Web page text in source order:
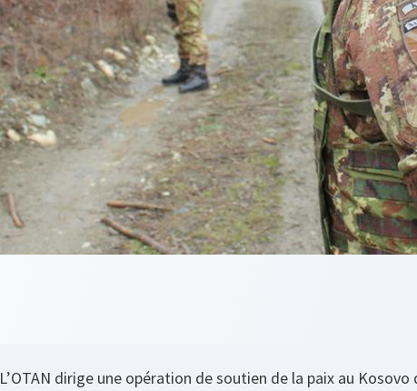
L’OTAN dirige une opération de soutien de la paix au